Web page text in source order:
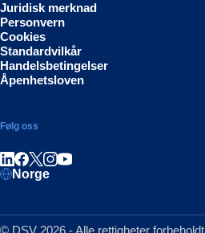
Juridisk merknad
Personvern
Cookies
Standardvilkår
Handelsbetingelser
Åpenhetsloven
Følg oss
Del på LinkedIn
Del på Facebook
Del på Instagram
Norge